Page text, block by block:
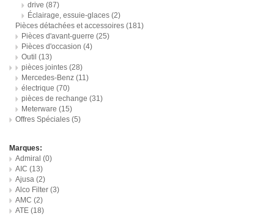
drive (87)
Éclairage, essuie-glaces (2)
Pièces détachées et accessoires (181)
Pièces d'avant-guerre (25)
Pièces d'occasion (4)
Outil (13)
pièces jointes (28)
Mercedes-Benz (11)
électrique (70)
pièces de rechange (31)
Meterware (15)
Offres Spéciales (5)
Marques:
Admiral (0)
AIC (13)
Ajusa (2)
Alco Filter (3)
AMC (2)
ATE (18)